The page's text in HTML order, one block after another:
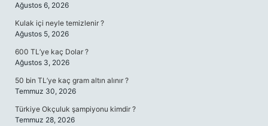
Ağustos 6, 2026
Kulak içi neyle temizlenir ?
Ağustos 5, 2026
600 TL’ye kaç Dolar ?
Ağustos 3, 2026
50 bin TL’ye kaç gram altın alınır ?
Temmuz 30, 2026
Türkiye Okçuluk şampiyonu kimdir ?
Temmuz 28, 2026